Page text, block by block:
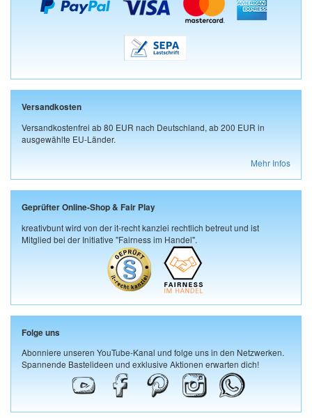
Versandkosten
Versandkostenfrei ab 80 EUR nach Deutschland, ab 200 EUR in
ausgewählte EU-Länder.
Mehr Infos
Geprüfter Online-Shop & Fair Play
kreativbunt wird von der it-recht kanzlei rechtlich betreut und ist
Mitglied bei der Initiative "Fairness im Handel".
Folge uns
Abonniere unseren YouTube-Kanal und folge uns in den Netzwerken.
Spannende Bastelideen und exklusive Aktionen erwarten dich!